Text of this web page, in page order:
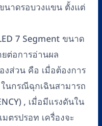
าดรอบวงแขน ตั้งแต่
7 Segment ขนาด
ต่อการอ่านผล
ส่วน คือ เมื่อต้องการ
นกรณีฉุกเฉินสามารถ
, เมื่อมีแรงดันใน
ตรปรอท เครื่องจะ